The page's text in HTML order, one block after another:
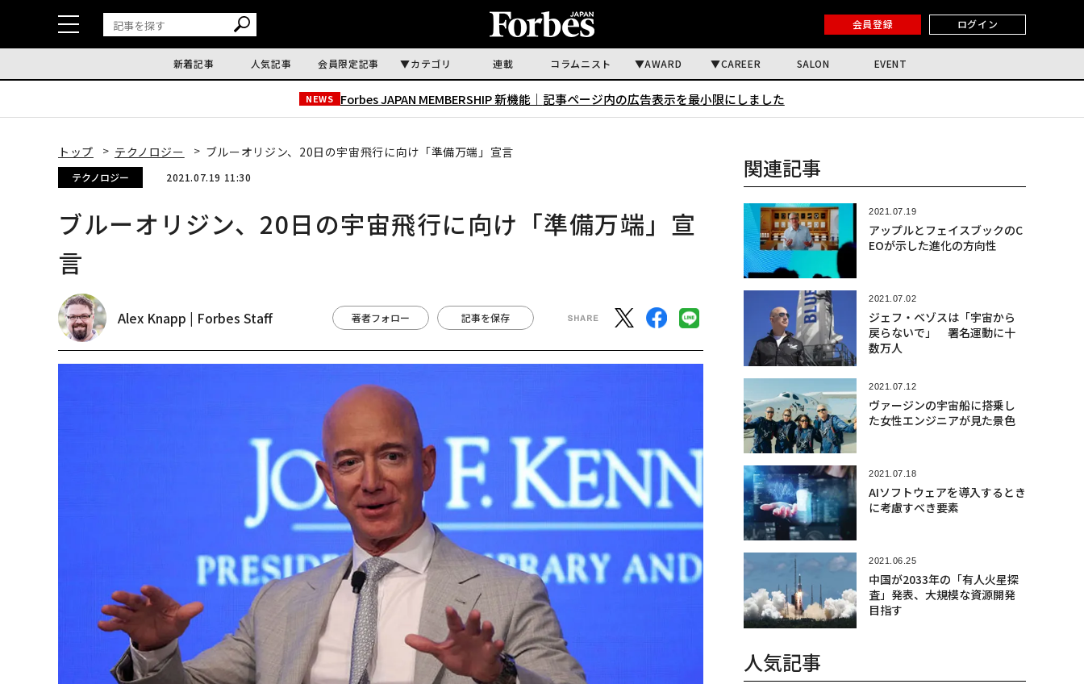
会員登録 ログイン
新着記事 人気記事 会員限定記事 カテゴリ 連載 コラムニスト AWARD CAREER SALON EVENT
NEWS Forbes JAPAN MEMBERSHIP 新機能｜ 記事ページ内の広告表示を最小限にしました
トップ テクノロジー ブルーオリジン、20日の宇宙飛行に向け「準備万端」宣言
テクノロジー 2021.07.19 11:30
ブルーオリジン、20日の宇宙飛行に向け「準備万端」宣
言
Alex Knapp | Forbes Staff 著者フォロー 記事を保存
関連記事
2021.07.19
アップルとフェイスブックのC
EOが示した進化の方向性
2021.07.02
ジェフ・ベゾスは「宇宙から
戻らないで」 署名運動に十
数万人
2021.07.12
ヴァージンの宇宙船に搭乗し
た女性エンジニアが見た景色
2021.07.18
AIソフトウェアを導入するとき
に考慮すべき要素
2021.06.25
中国が2033年の「有人火星探
査」発表、大規模な資源開発
目指す
人気記事